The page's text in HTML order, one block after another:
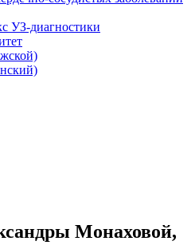
УЗ-диагностики
Монаховой,